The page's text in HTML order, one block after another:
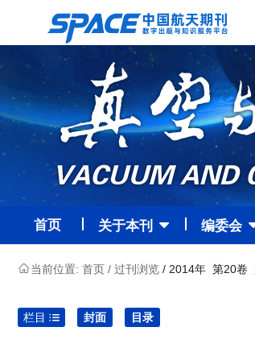
首页 关于本刊 编委会
当前位置: 首页 / 过刊浏览 / 2014年 第20卷
栏目 封面 目录